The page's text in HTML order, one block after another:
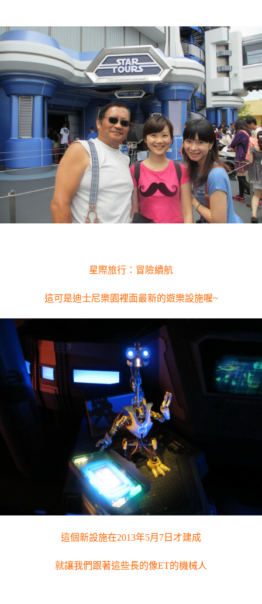
星際旅行：冒險續航
這可是迪士尼樂園裡面最新的遊樂設施喔~
這個新設施在2013年5月7日才建成
就讓我們跟著這些長的像ET的機械人